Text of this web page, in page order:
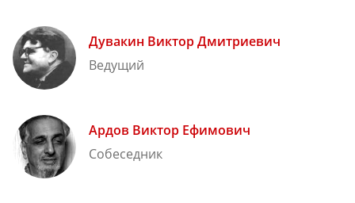
Дувакин Виктор Дмитриевич
Ведущий
Ардов Виктор Ефимович
Собеседник